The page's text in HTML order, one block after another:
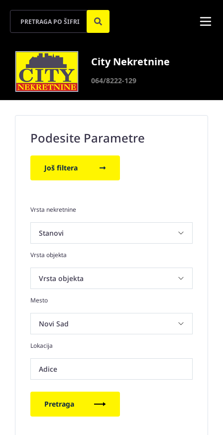
City Nekretnine
064/8222-129
Podesite Parametre
Još filtera
Vrsta nekretnine
Vrsta objekta
Mesto
Lokacija
Adice
Pretraga